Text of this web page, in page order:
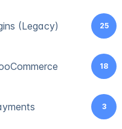
(Legacy) 25
18
3